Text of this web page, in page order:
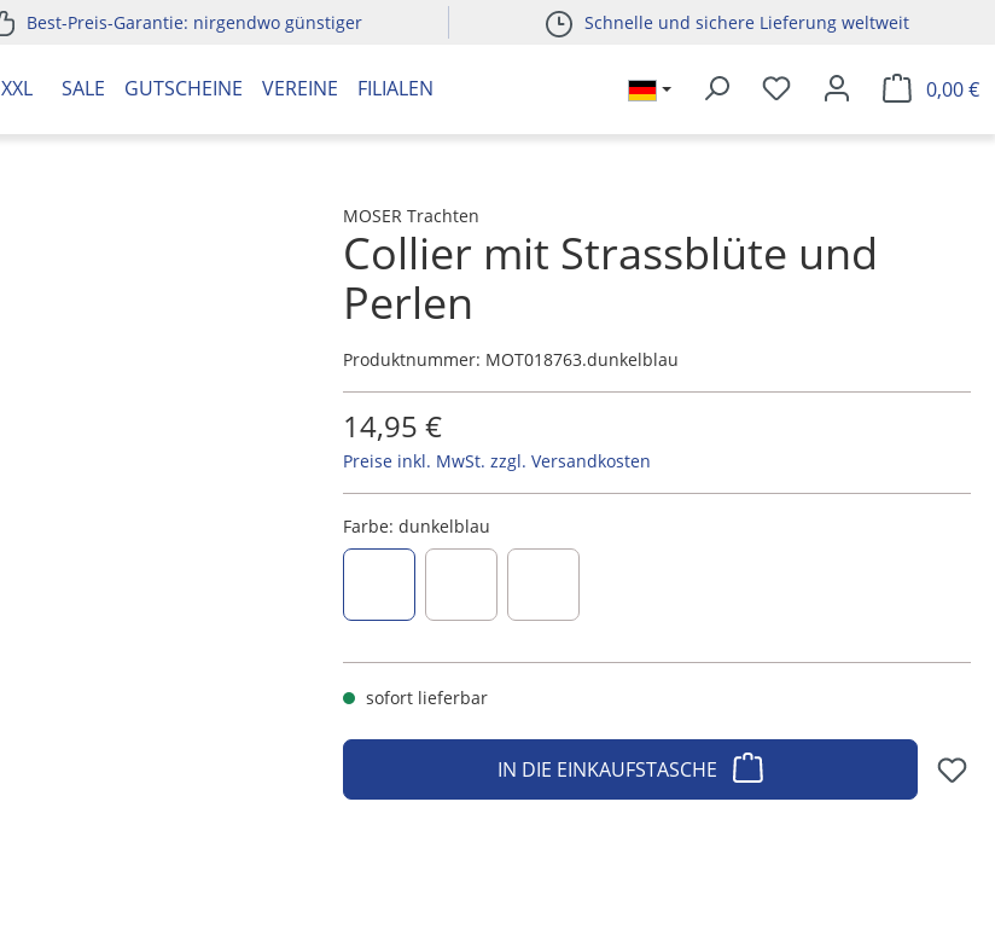
Best-Preis-Garantie: nirgendwo günstiger Schnelle und sichere Lieferung weltweit
XXL SALE GUTSCHEINE VEREINE FILIALEN 0,00 €
MOSER Trachten
Collier mit Strassblüte und
Perlen
Produktnummer: MOT018763.dunkelblau
14,95 €
Preise inkl. MwSt. zzgl. Versandkosten
Farbe: dunkelblau
sofort lieferbar
IN DIE EINKAUFSTASCHE